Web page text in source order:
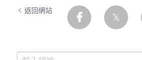
返回網站